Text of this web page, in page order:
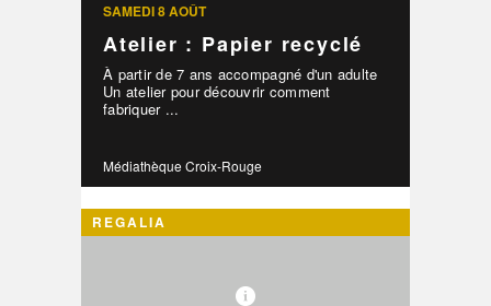
SAMEDI 8 AOÛT
Atelier : Papier recyclé
À partir de 7 ans accompagné d'un adulte
Un atelier pour découvrir comment
fabriquer ...
Médiathèque Croix-Rouge
REGALIA